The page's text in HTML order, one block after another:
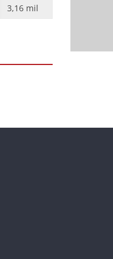
3,16 mil